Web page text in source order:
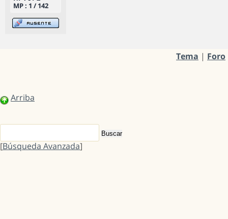
MP : 1 / 142
Tema | Foro
Arriba
[Búsqueda Avanzada]